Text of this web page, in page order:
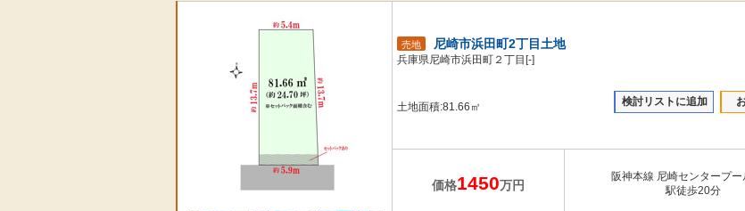
お客様にアドバイスいたします。
売地 尼崎市浜田町2丁目土地
兵庫県尼崎市浜田町２丁目[-]
土地面積:81.66㎡ 検討リストに追加
価格1450万円
阪神本線 尼崎センタープー
駅徒歩20分